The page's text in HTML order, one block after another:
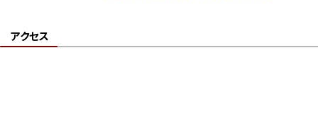
アクセス